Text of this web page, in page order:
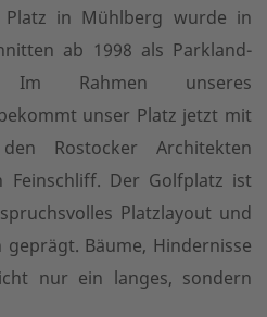
in Mühlberg wurde in
ab 1998 als Parkland-
Im Rahmen unseres
unser Platz jetzt mit
Rostocker Architekten
Feinschliff. Der Golfplatz ist
Platzlayout und
Bäume, Hindernisse
nur ein langes, sondern